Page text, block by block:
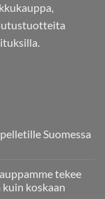
Suomessa
tekee
koskaan